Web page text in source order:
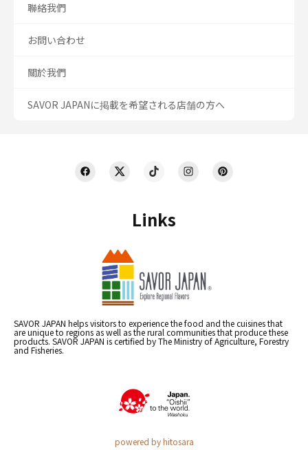
Links
SAVOR JAPAN helps visitors to experience the food and the cuisines that
are unique to regions as well as the rural communities that produce these
products. SAVOR JAPAN is certified by The Ministry of Agriculture, Forestry
and Fisheries.
powered by hitosara
聯絡我們
お問い合わせ
關於我們
SAVOR JAPANに掲載を希望される店舗の方へ